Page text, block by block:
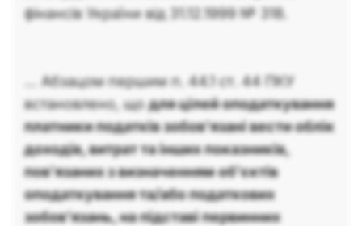
фінансів України від 31.12.1999 № 318.
… Абзацом першим п. 44.1 ст. 44 ПКУ
встановлено, щодля цілей оподаткування
платники податків зобов’язані вести облік
доходів, витрат та інших показників,
пов’язаних з визначенням об’єктів
оподаткування та/або податкових
зобов’язань, на підставі первинних